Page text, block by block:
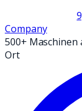
Company
500+ Maschinen
Ort